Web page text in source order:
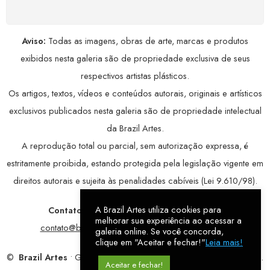
Aviso: Todas as imagens, obras de arte, marcas e produtos
exibidos nesta galeria são de propriedade exclusiva de seus
respectivos artistas plásticos.
Os artigos, textos, vídeos e conteúdos autorais, originais e artísticos
exclusivos publicados nesta galeria são de propriedade intelectual
da Brazil Artes.
A reprodução total ou parcial, sem autorização expressa, é
estritamente proibida, estando protegida pela legislação vigente em
direitos autorais e sujeita às penalidades cabíveis (Lei 9.610/98).
Contatos: WhatsApp:79 9998-1221/ E-mail:
contato@brazilartes.com/ Instagram:@brazilartes
© Brazil Artes • Galeria Online.9 anosde história (2017 – 2026).
A Brazil Artes utiliza cookies para
melhorar sua experiência ao acessar a
galeria online. Se você concorda,
clique em "Aceitar e fechar!"Leia mais!
Aceitar e fechar!